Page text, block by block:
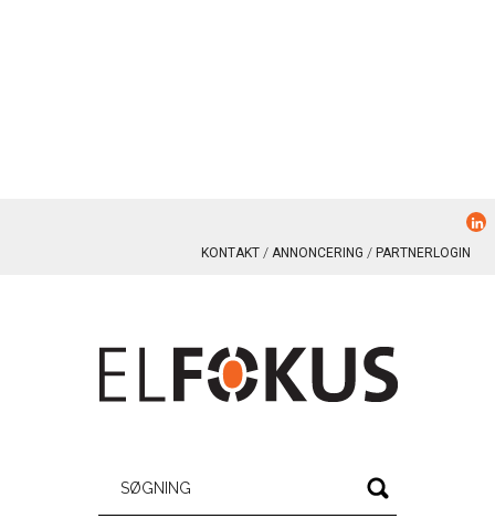
KONTAKT ANNONCERING PARTNERLOGIN